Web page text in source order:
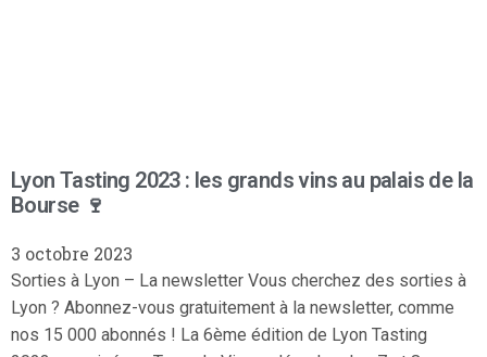
Lyon Tasting 2023 : les grands vins au palais de la
Bourse 🍷
3 octobre 2023
Sorties à Lyon – La newsletter Vous cherchez des sorties à
Lyon ? Abonnez-vous gratuitement à la newsletter, comme
nos 15 000 abonnés ! La 6ème édition de Lyon Tasting